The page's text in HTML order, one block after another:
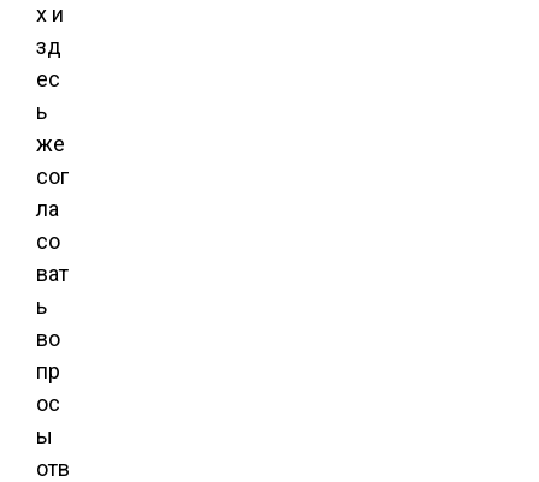
х и
зд
ес
ь
же
сог
ла
со
ват
ь
во
пр
ос
ы
отв